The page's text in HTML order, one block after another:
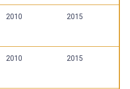
2010 2015
2010 2015